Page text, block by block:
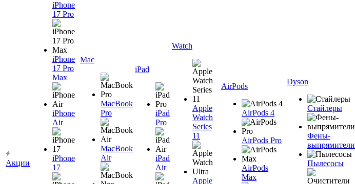
Акции
iPhone
17 Pro
iPhone
17 Pro
Max
iPhone
Air
iPhone
17
Mac
MacBook
Pro
MacBook
Air
iPad
iPad
Pro
iPad
Air
Watch
Apple
Watch
Series
11
Apple
AirPods
AirPods 4
AirPods Pro
AirPods
Max
Dyson
Стайлеры
Фены-
выпрямители
Пылесосы